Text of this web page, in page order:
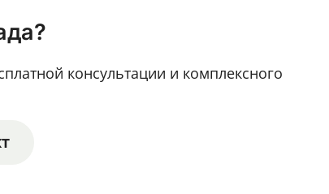
консультации и комплексного